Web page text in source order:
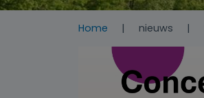
Home nieuws
Afbeelding